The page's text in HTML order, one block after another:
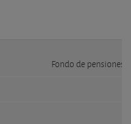
Fondo de pensiones